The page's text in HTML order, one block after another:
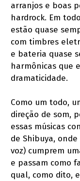
arranjos e boas
hardrock. Em
estão quase
com timbres
e bateria quase
harmônicas que
dramaticidade.
Como um todo,
direção de som,
essas músicas
de Shibuya,
voz) cumprem
e passam como
qual, como dito,